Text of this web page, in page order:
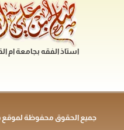
استاذ الفقه بجامعة ام
جميع الحقوق محفوظة لموقع